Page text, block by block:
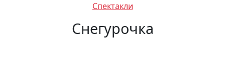
Снегурочка
Спектакли